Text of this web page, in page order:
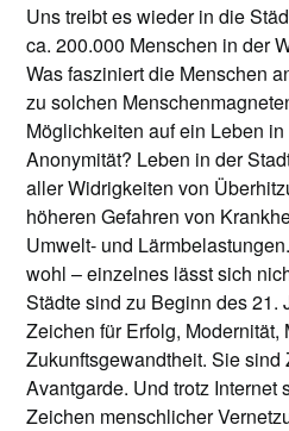
Uns treibt es wieder in die
ca. 200.000 Menschen in der
Was fasziniert die Menschen
zu solchen
Möglichkeiten auf ein Leben
Anonymität? Leben in der
aller Widrigkeiten von
höheren Gefahren von
Umwelt- und
wohl – einzelnes lässt sich
Städte sind zu Beginn des 21.
Zeichen für Erfolg, Modernität,
Zukunftsgewandtheit. Sie sind
Avantgarde. Und trotz Internet
Zeichen menschlicher